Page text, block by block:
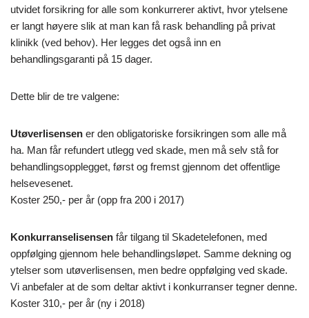
utvidet forsikring for alle som konkurrerer aktivt, hvor ytelsene
er langt høyere slik at man kan få rask behandling på privat
klinikk (ved behov). Her legges det også inn en
behandlingsgaranti på 15 dager.
Dette blir de tre valgene:
Utøverlisensen er den obligatoriske forsikringen som alle må
ha. Man får refundert utlegg ved skade, men må selv stå for
behandlingsopplegget, først og fremst gjennom det offentlige
helsevesenet.
Koster 250,- per år (opp fra 200 i 2017)
Konkurranselisensen får tilgang til Skadetelefonen, med
oppfølging gjennom hele behandlingsløpet. Samme dekning og
ytelser som utøverlisensen, men bedre oppfølging ved skade.
Vi anbefaler at de som deltar aktivt i konkurranser tegner denne.
Koster 310,- per år (ny i 2018)